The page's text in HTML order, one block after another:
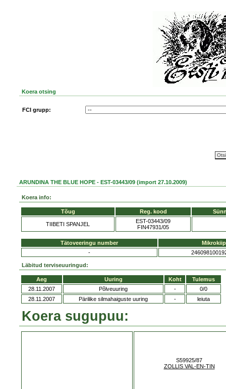
Koera otsing
FCI grupp:
ARUNDINA THE BLUE HOPE - EST-03443/09 (import 27.10.2009)
Koera info:
Tõug Reg. kood
TIIBETI SPANJEL
EST-03443/09
FIN47931/05
Tätoveeringu number
Mikrokiip
-
Läbitud terviseuuringud:
Aeg Uuring Koht
Tulemus
28.11.2007
Põlveuuring -
0/0
28.11.2007
Pärilike silmahaiguste uuring - leiuta
Koera sugupuu:
S59925/87
ZOLLIS VAL-EN-TIN